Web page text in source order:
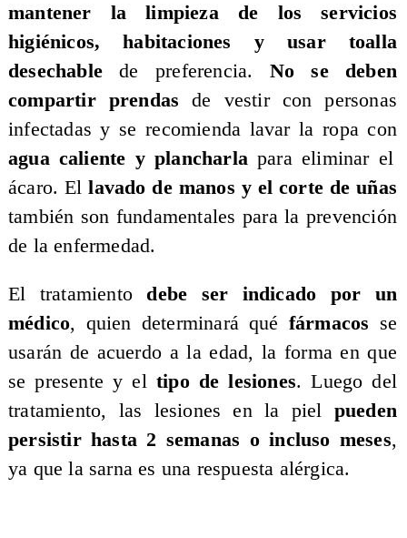
mantener la limpieza de los servicios
higiénicos, habitaciones y usar toalla
desechablede preferencia. No se deben
compartir prendasde vestir con personas
infectadas y se recomienda lavar la ropa con
agua caliente y plancharla para eliminar el
ácaro. Ellavado de manos y el corte de uñas
también son fundamentales para la prevención
de la enfermedad.
El tratamiento debe ser indicado por un
médico, quien determinará qué fármacos se
usarán de acuerdo a la edad, la forma en que
se presente y eltipo de lesiones. Luego del
tratamiento, las lesiones en la piel pueden
persistir hasta 2 semanas o incluso meses,
ya que la sarna es una respuesta alérgica.